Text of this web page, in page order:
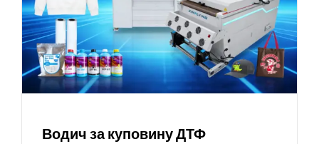
Водич за куповину ДТФ